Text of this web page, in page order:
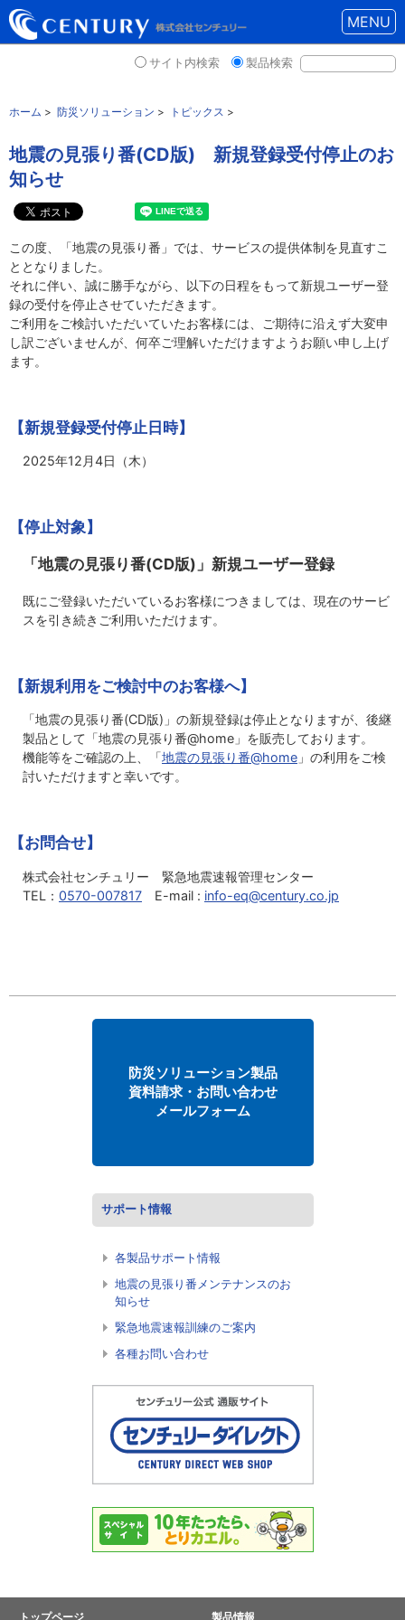
MENU
サイト内検索 製品検索
ホーム > 防災ソリューション > トピックス >
地震の見張り番(CD版) 新規登録受付停止のお
知らせ
この度、「地震の見張り番」では、サービスの提供体制を見直すこ
ととなりました。
それに伴い、誠に勝手ながら、以下の日程をもって新規ユーザー登
録の受付を停止させていただきます。
ご利用をご検討いただいていたお客様には、ご期待に沿えず大変申
し訳ございませんが、何卒ご理解いただけますようお願い申し上げ
ます。
【新規登録受付停止日時】
2025年12月4日（木）
【停止対象】
「地震の見張り番(CD版)」新規ユーザー登録
既にご登録いただいているお客様につきましては、現在のサービ
スを引き続きご利用いただけます。
【新規利用をご検討中のお客様へ】
「地震の見張り番(CD版)」の新規登録は停止となりますが、後継
製品として「地震の見張り番@home」を販売しております。
機能等をご確認の上、「地震の見張り番@home 」の利用をご検
討いただけますと幸いです。
【お問合せ】
株式会社センチュリー 緊急地震速報管理センター
TEL： 0570-007817 E-mail : info-eq@century.co.jp
防災ソリューション製品
資料請求・お問い合わせ
メールフォーム
サポート情報
各製品サポート情報
地震の見張り番メンテナンスのお
知らせ
緊急地震速報訓練のご案内
各種お問い合わせ
トップページ 製品情報